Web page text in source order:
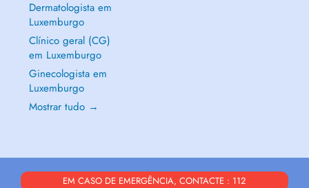
Dermatologista em
Luxemburgo
Clínico geral (CG)
em Luxemburgo
Ginecologista em
Luxemburgo
Mostrar tudo →
EM CASO DE EMERGÊNCIA, CONTACTE : 112